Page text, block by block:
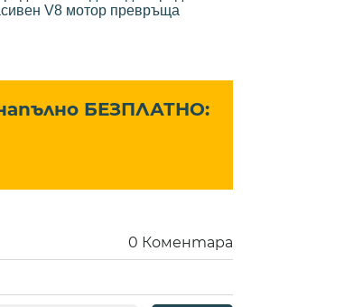
V8 мотор превръща
БЕЗПЛАТНО:
0 Коментара